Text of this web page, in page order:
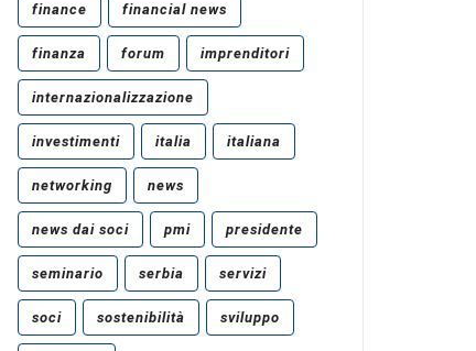
finance financial news
finanza forum imprenditori
internazionalizzazione
investimenti italia italiana
networking news
news dai soci pmi presidente
seminario serbia servizi
soci sostenibilità sviluppo